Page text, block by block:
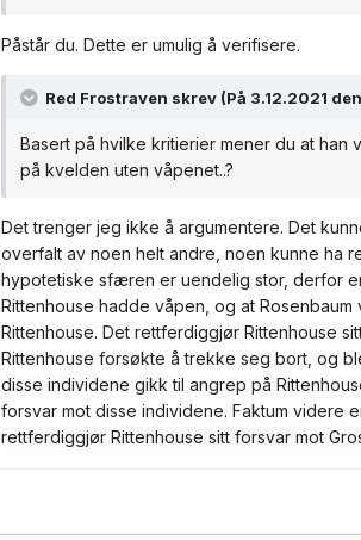
Påstår du. Dette er umulig å verifisere.
Red Frostraven skrev (På 3.12.2021
Basert på hvilke kritierier mener du at han
på kvelden uten våpenet..?
Det trenger jeg ikke å argumentere. Det
overfalt av noen helt andre, noen kunne ha
hypotetiske sfæren er uendelig stor, derfor
Rittenhouse hadde våpen, og at
Rittenhouse. Det rettferdiggjør Rittenhouse
Rittenhouse forsøkte å trekke seg bort, og
disse individene gikk til angrep på
forsvar mot disse individene. Faktum videre
rettferdiggjør Rittenhouse sitt forsvar mot